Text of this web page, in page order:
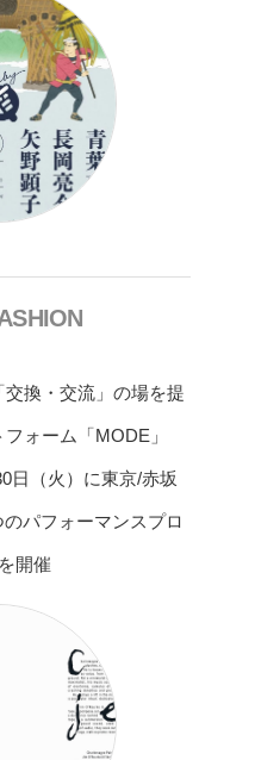
換・交流」の場を提
ォーム「MODE」
日（火）に東京/赤坂
パフォーマンスプロ
開催